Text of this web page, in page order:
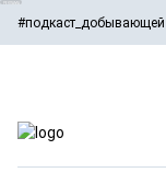
#подкаст_добывающей